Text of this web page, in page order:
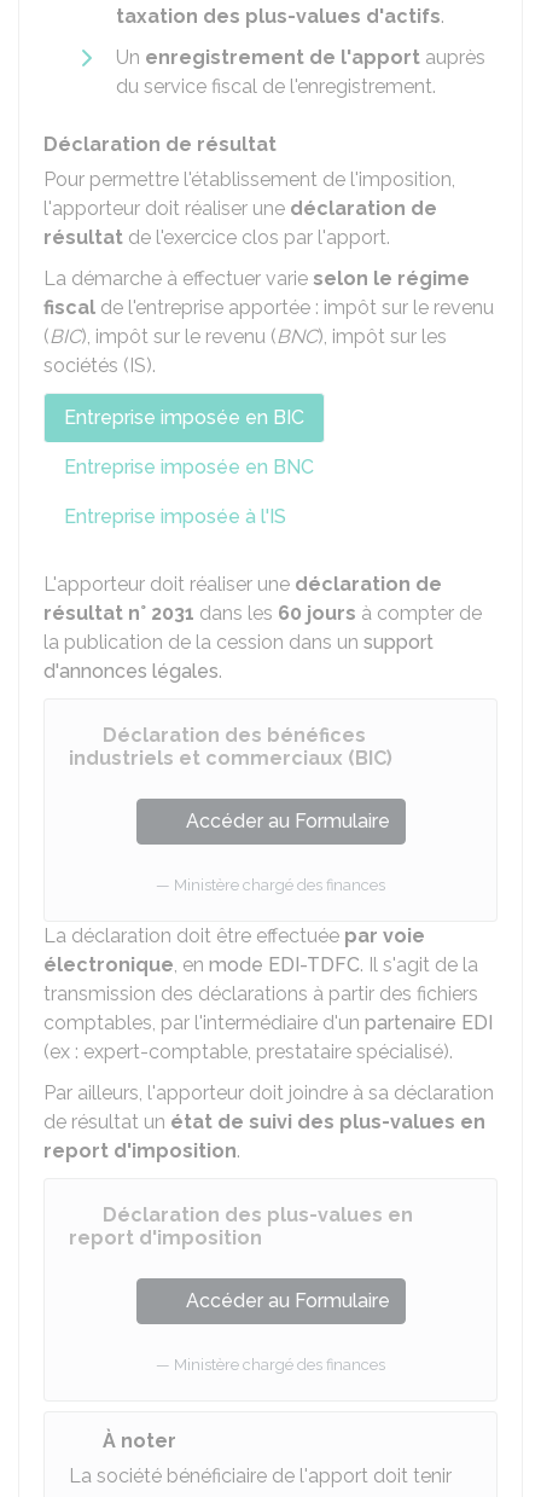
taxation des plus-values d'actifs.
Un enregistrement de l'apport auprès
du service fiscal de l'enregistrement.
Déclaration de résultat
Pour permettre l'établissement de l'imposition,
l'apporteur doit réaliser une déclaration de
résultat de l'exercice clos par l'apport.
La démarche à effectuer varie selon le régime
fiscal de l'entreprise apportée : impôt sur le revenu
(BIC), impôt sur le revenu (BNC), impôt sur les
sociétés (IS).
Entreprise imposée en BIC
Entreprise imposée en BNC
Entreprise imposée à l'IS
L'apporteur doit réaliser une déclaration de
résultat n° 2031 dans les 60 jours à compter de
la publication de la cession dans un support
d'annonces légales.
Déclaration des bénéfices
industriels et commerciaux (BIC)
Accéder au Formulaire
Ministère chargé des finances
La déclaration doit être effectuée par voie
électronique, en mode EDI-TDFC. Il s'agit de la
transmission des déclarations à partir des fichiers
comptables, par l'intermédiaire d'un partenaire EDI
(ex : expert-comptable, prestataire spécialisé).
Par ailleurs, l'apporteur doit joindre à sa déclaration
de résultat un état de suivi des plus-values en
report d'imposition.
Déclaration des plus-values en
report d'imposition
Accéder au Formulaire
Ministère chargé des finances
À noter
La société bénéficiaire de l'apport doit tenir